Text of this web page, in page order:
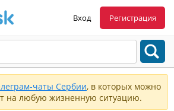
Вход Регистрация
чаты Сербии, в которых можно
на любую жизненную ситуацию.